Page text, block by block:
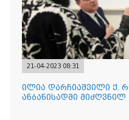
21-04-2023 08:31
ილია დარჩიაშვილი ქ.
ანბანისადმი